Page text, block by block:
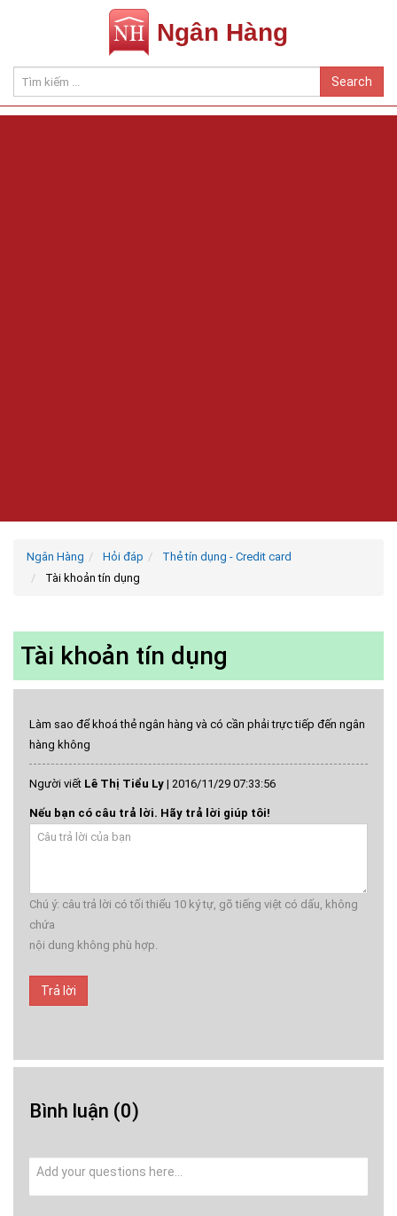
Ngân Hàng
Search
Ngân Hàng Hỏi đáp
Thẻ tín dụng - Credit card
Tài khoản tín dụng
Tài khoản tín dụng
Làm sao để khoá thẻ ngân hàng và có cần phải trực tiếp đến ngân
hàng không
Người viết Lê Thị Tiểu Ly | 2016/11/29 07:33:56
Nếu bạn có câu trả lời. Hãy trả lời giúp tôi!
Chú ý: câu trả lời có tối thiểu 10 ký tự, gõ tiếng việt có dấu, không
chứa
nội dung không phù hợp.
Trả lời
Bình luận (0)